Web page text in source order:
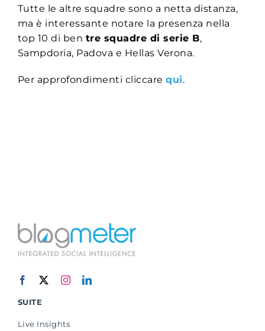
Tutte le altre squadre sono a netta distanza,
ma è interessante notare la presenza nella
top 10 di ben tre squadre di serie B,
Sampdoria, Padova e Hellas Verona.
Per approfondimenti cliccarequi.
SUITE
Live Insights